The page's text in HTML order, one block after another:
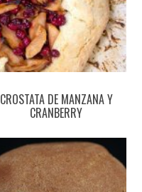
CROSTATA DE MANZANA Y
CRANBERRY